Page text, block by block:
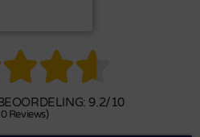

9.2/10
Reviews)